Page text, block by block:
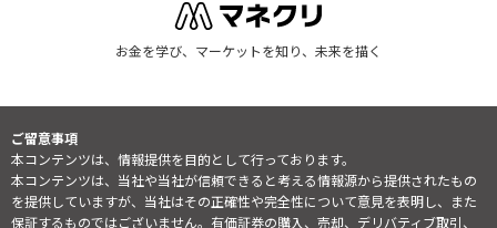
お金を学び、マーケットを知り、未来を描く
ご留意事項
本コンテンツは、情報提供を目的として行っております。
本コンテンツは、当社や当社が信頼できると考える情報源から提供されたもの
を提供していますが、当社はその正確性や完全性について意見を表明し、また
保証するものではございません。有価証券の購入、売却、デリバティブ取引、